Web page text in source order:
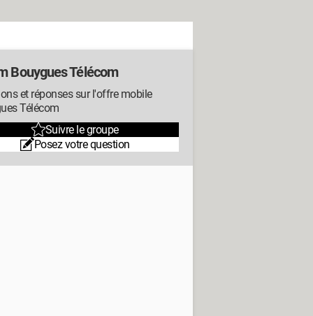
Bouygues Télécom
et réponses sur l'offre mobile
Télécom
Suivre le groupe
Posez votre question